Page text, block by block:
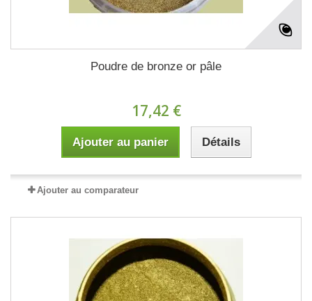
Poudre de bronze or pâle
17,42 €
Ajouter au panier Détails
Ajouter au comparateur